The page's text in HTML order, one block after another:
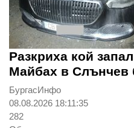
Разкриха кой
Майбах в Слънчев
БургасИнфо
08.08.2026 18:11:35
282